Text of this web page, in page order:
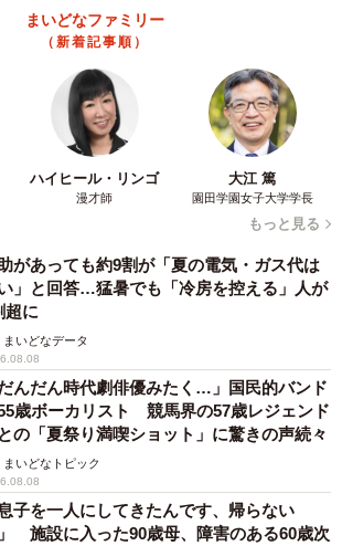
まいどなファミリー
（新着記事順）
ハイヒール・リンゴ
漫才師
大江 篤
園田学園女子大学学長
もっと見る
があっても約9割が「夏の電気・ガス代は
」と回答…猛暑でも「冷房を控える」人が
超に
まいどなデータ
だんだん時代劇俳優みたく…」国民的バンド
歳ボーカリスト 競馬界の57歳レジェンド
の「夏祭り満喫ショット」に驚きの声続々
まいどなトピック
息子を一人にしてきたんです、帰らない
施設に入った90歳母、障害のある60歳次